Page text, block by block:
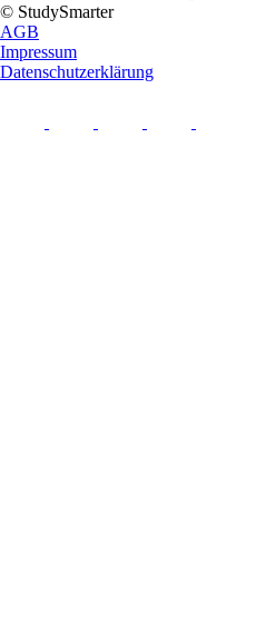
© StudySmarter
AGB
Impressum
Datenschutzerklärung